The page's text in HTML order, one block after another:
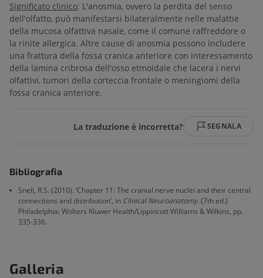
Significato clinico: L'anosmia, ovvero la perdita del senso
dell'olfatto, può manifestarsi bilateralmente nelle malattie
della mucosa olfattiva nasale, come il comune raffreddore o
la rinite allergica. Altre cause di anosmia possono includere
una frattura della fossa cranica anteriore con interessamento
della lamina cribrosa dell'osso etmoidale che lacera i nervi
olfattivi, tumori della corteccia frontale o meningiomi della
fossa cranica anteriore.
La traduzione è incorretta? SEGNALA
Bibliografia
Snell, R.S. (2010). ‘Chapter 11: The cranial nerve nuclei and their central
connections and distribution’, in Clinical Neuroanatomy. (7th ed.)
Philadelphia: Wolters Kluwer Health/Lippincott Williams & Wilkins, pp.
335-336.
Galleria